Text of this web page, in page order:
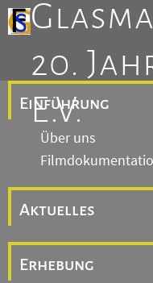
20.
E.V.
Einführung
Über uns
Aktuelles
Erhebung